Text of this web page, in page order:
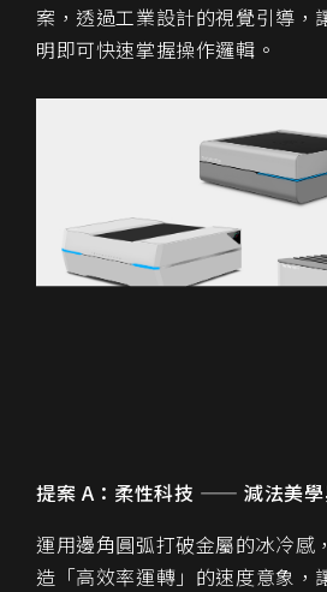
案，透過工業設計的視覺引導，
明即可快速掌握操作邏輯。
提案 A：柔性科技 —— 減法美學
運用邊角圓弧打破金屬的冰冷感
造「高效率運轉」的速度意象，